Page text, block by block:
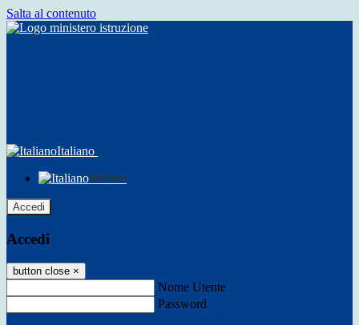
Salta al contenuto
Italiano
Italiano
Accedi
Accedi
button close ×
Nome Utente
Password